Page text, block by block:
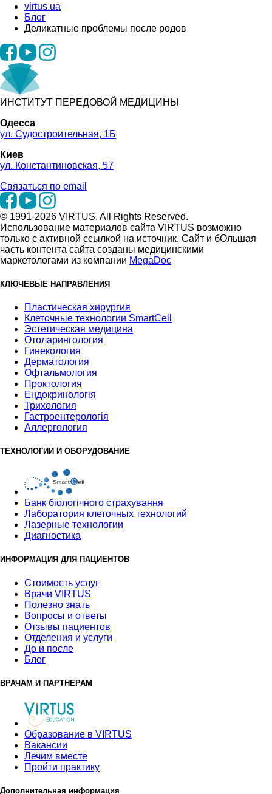
virtus.ua
Блог
Деликатные проблемы после родов
ИНСТИТУТ ПЕРЕДОВОЙ МЕДИЦИНЫ
Одесса
ул. Судостроительная, 1Б
Киев
ул. Константиновская, 57
Связаться по email
© 1991-2026 VIRTUS. All Rights Reserved.
Использование материалов сайта VIRTUS возможно
только с активной ссылкой на источник. Сайт и бОльшая
часть контента сайта созданы медицинскими
маркетологами из компании MegaDoc
КЛЮЧЕВЫЕ НАПРАВЛЕНИЯ
Пластическая хирургия
Клеточные технологии SmartCell
Эстетическая медицина
Отоларингология
Гинекология
Дерматология
Офтальмология
Проктология
Ендокринологія
Трихология
Гастроентерологія
Аллергология
ТЕХНОЛОГИИ И ОБОРУДОВАНИЕ
Банк бiологiчного страхування
Лаборатория клеточных технологий
Лазерные технологии
Диагностика
ИНФОРМАЦИЯ ДЛЯ ПАЦИЕНТОВ
Стоимость услуг
Врачи VIRTUS
Полезно знать
Вопросы и ответы
Отзывы пациентов
Отделения и услуги
До и после
Блог
ВРАЧАМ И ПАРТНЕРАМ
Образование в VIRTUS
Вакансии
Лечим вместе
Пройти практику
Дополнительная информация